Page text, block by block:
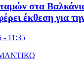
στα
έκθεση για
- 11:35